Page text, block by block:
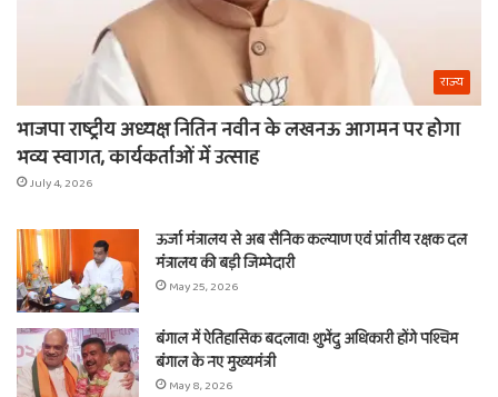
राज्य
भाजपा राष्ट्रीय अध्यक्ष नितिन नवीन के लखनऊ आगमन पर होगा
भव्य स्वागत, कार्यकर्ताओं में उत्साह
July 4, 2026
ऊर्जा मंत्रालय से अब सैनिक कल्याण एवं प्रांतीय रक्षक दल
मंत्रालय की बड़ी जिम्मेदारी
May 25, 2026
बंगाल में ऐतिहासिक बदलाव! शुभेंदु अधिकारी होंगे पश्चिम
बंगाल के नए मुख्यमंत्री
May 8, 2026